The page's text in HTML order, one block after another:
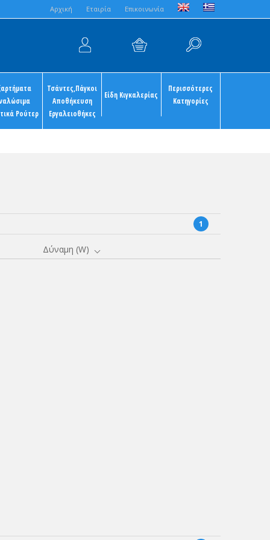
Aρχική Εταιρία Επικοινωνία
Ρούτερ
Τσάντες,Πάγκοι
Αποθήκευση
Εργαλειοθήκες
Είδη Κιγκαλερίας
Περισσότερες
Κατηγορίες
1
Δύναμη (W)